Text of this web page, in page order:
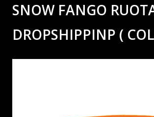
SNOW FANGO
DROPSHIPPINP (